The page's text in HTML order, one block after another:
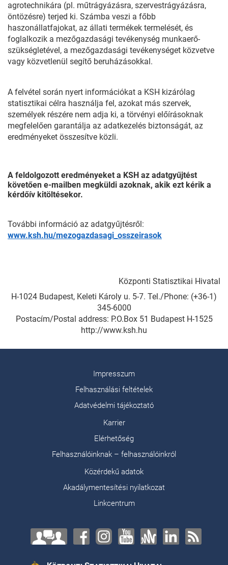
agrotechnikára (pl. műtrágyázásra, szervestrágyázásra,
öntözésre) terjed ki. Számba veszi a főbb
haszonállatfajokat, az állati termékek termelését, és
foglalkozik a mezőgazdasági tevékenység munkaerő-
szükségletével, a mezőgazdasági tevékenységet közvetve
vagy közvetlenül segítő beruházásokkal.
A felvétel során nyert információkat a KSH kizárólag
statisztikai célra használja fel, azokat más szervek,
személyek részére nem adja ki, a törvényi előírásoknak
megfelelően garantálja az adatkezelés biztonságát, az
eredményeket összesítve közli.
A feldolgozott eredményeket a KSH az adatgyűjtést
követően e-mailben megküldi azoknak, akik ezt kérik a
kérdőív kitöltésekor.
További információ az adatgyűjtésről:
www.ksh.hu/mezogazdasagi_osszeirasok
Központi Statisztikai Hivatal
H-1024 Budapest, Keleti Károly u. 5-7. Tel./Phone: (+36-1)
345-6000
Postacím/Postal address: P.O.Box 51 Budapest H-1525
http://www.ksh.hu
Impresszum
Felhasználási feltételek
Adatvédelmi tájékoztató
Karrier
Elérhetőség
Felhasználóinknak – felhasználóinkról
Közérdekű adatok
Akadálymentesítési nyilatkozat
Linkcentrum